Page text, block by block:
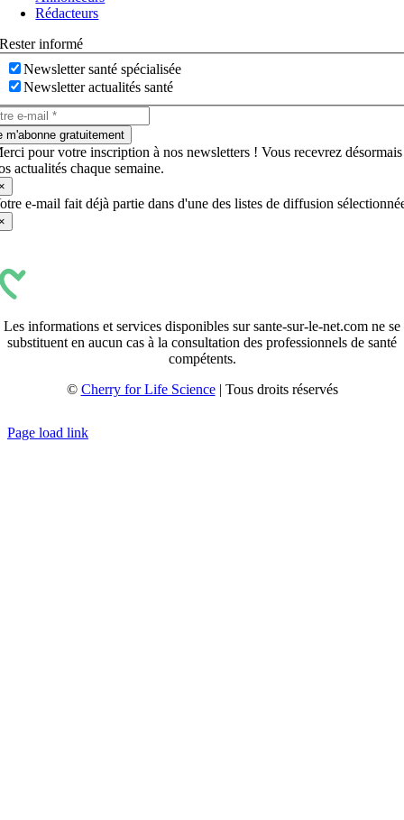
Rédacteurs
Rester informé
Newsletter santé spécialisée
Newsletter actualités santé
m'abonne gratuitement
pour votre inscription à nos newsletters ! Vous recevrez désormais
actualités chaque semaine.
e-mail fait déjà partie dans d'une des listes de diffusion
Les informations et services disponibles sur sante-sur-le-net.com ne se
substituent en aucun cas à la consultation des professionnels de santé
compétents.
© Cherry for Life Science| Tous droits réservés
Page load link